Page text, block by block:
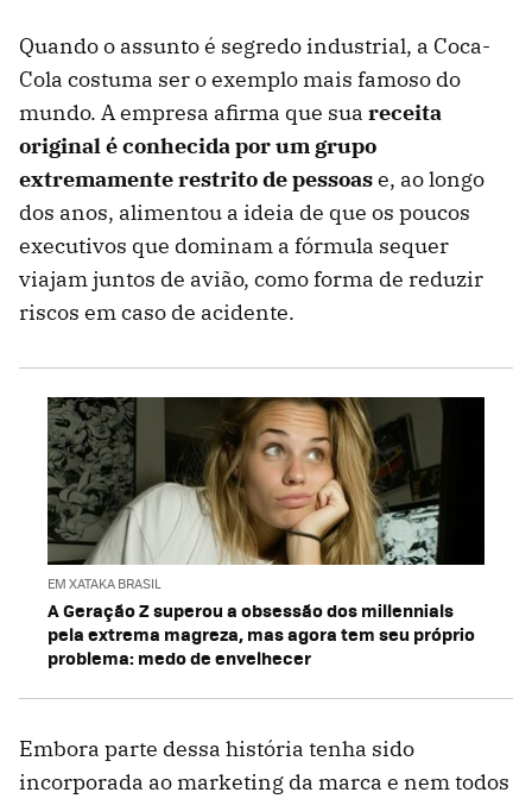
Quando o assunto é segredo industrial, a Coca-
Cola costuma ser o exemplo mais famoso do
mundo. A empresa afirma que sua receita
original é conhecida por um grupo
extremamente restrito de pessoase, ao longo
dos anos, alimentou a ideia de que os poucos
executivos que dominam a fórmula sequer
viajam juntos de avião, como forma de reduzir
riscos em caso de acidente.
EM XATAKA BRASIL
A Geração Z superou a obsessão dos millennials
pela extrema magreza, mas agora tem seu próprio
problema: medo de envelhecer
Embora parte dessa história tenha sido
incorporada ao marketing da marca e nem todos